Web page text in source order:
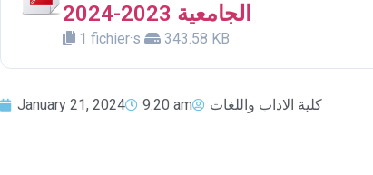
الجامعية 2023-2024
1 fichier·s 343.58 KB
January 21, 2024 9:20 am كلية الاداب واللغات